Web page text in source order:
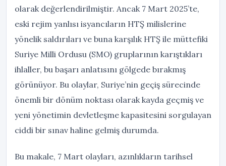
olarak değerlendirilmiştir. Ancak 7 Mart 2025’te,
eski rejim yanlısı isyancıların HTŞ milislerine
yönelik saldırıları ve buna karşılık HTŞ ile müttefiki
Suriye Milli Ordusu (SMO) gruplarının karıştıkları
ihlaller, bu başarı anlatısını gölgede bırakmış
görünüyor. Bu olaylar, Suriye’nin geçiş sürecinde
önemli bir dönüm noktası olarak kayda geçmiş ve
yeni yönetimin devletleşme kapasitesini sorgulayan
ciddi bir sınav haline gelmiş durumda.
Bu makale, 7 Mart olayları, azınlıkların tarihsel